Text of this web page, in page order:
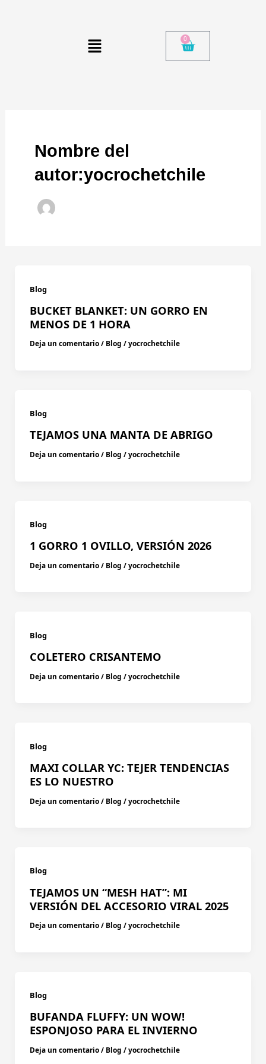
Menú 0
Cart
Nombre del
autor:yocrochetchile
Blog
BUCKET BLANKET: UN GORRO EN
MENOS DE 1 HORA
Deja un comentario/ Blog /yocrochetchile
Blog
TEJAMOS UNA MANTA DE ABRIGO
Deja un comentario/ Blog /yocrochetchile
Blog
1 GORRO 1 OVILLO, VERSIÓN 2026
Deja un comentario/ Blog /yocrochetchile
Blog
COLETERO CRISANTEMO
Deja un comentario/ Blog /yocrochetchile
Blog
MAXI COLLAR YC: TEJER TENDENCIAS
ES LO NUESTRO
Deja un comentario/ Blog /yocrochetchile
Blog
TEJAMOS UN “MESH HAT”: MI
VERSIÓN DEL ACCESORIO VIRAL 2025
Deja un comentario/ Blog /yocrochetchile
Blog
BUFANDA FLUFFY: UN WOW!
ESPONJOSO PARA EL INVIERNO
Deja un comentario/ Blog /yocrochetchile